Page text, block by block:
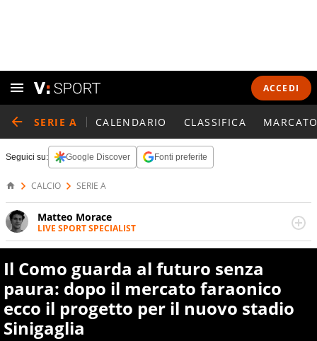
ACCEDI
SERIE A CALENDARIO CLASSIFICA
Seguici su: Google Discover Fonti preferite
CALCIO SERIE A
Matteo Morace
LIVE SPORT SPECIALIST
La multimedialità quale approccio personale e
attenzione sul tempo reale: la verità della dirette non
sono opinioni ma fatti
Il Como guarda al futuro senza
paura: dopo il mercato faraonico
ecco il progetto per il nuovo stadio
Sinigaglia